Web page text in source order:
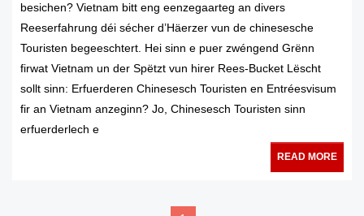
besichen? Vietnam bitt eng eenzegaarteg an divers
Reeserfahrung déi sécher d’Häerzer vun de chinesesche
Touristen begeeschtert. Hei sinn e puer zwéngend Grënn
firwat Vietnam un der Spëtzt vun hirer Rees-Bucket Lëscht
sollt sinn: Erfuerderen Chinesesch Touristen en Entréesvisum
fir an Vietnam anzeginn? Jo, Chinesesch Touristen sinn
erfuerderlech e
READ MORE